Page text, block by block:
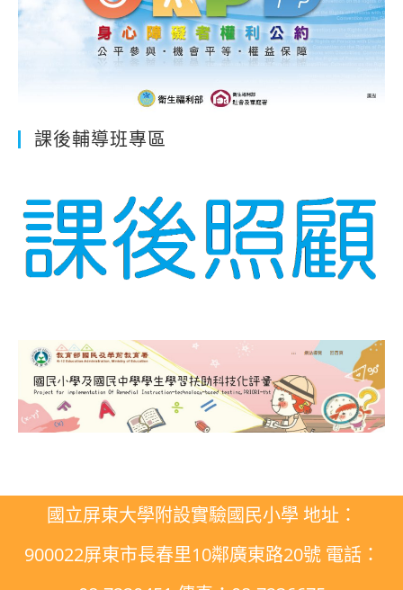
課後輔導班專區
國立屏東大學附設實驗國民小學 地址：
900022屏東市長春里10鄰廣東路20號 電話：